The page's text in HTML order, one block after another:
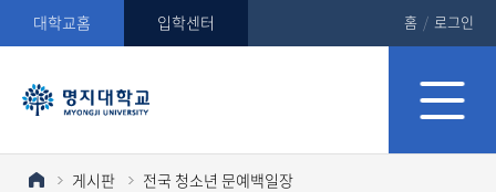
대학교홈 입학센터 홈 / 로그인
게시판 전국 청소년 문예백일장